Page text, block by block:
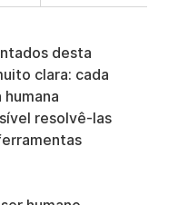
desta
clara: cada
resolvê-las